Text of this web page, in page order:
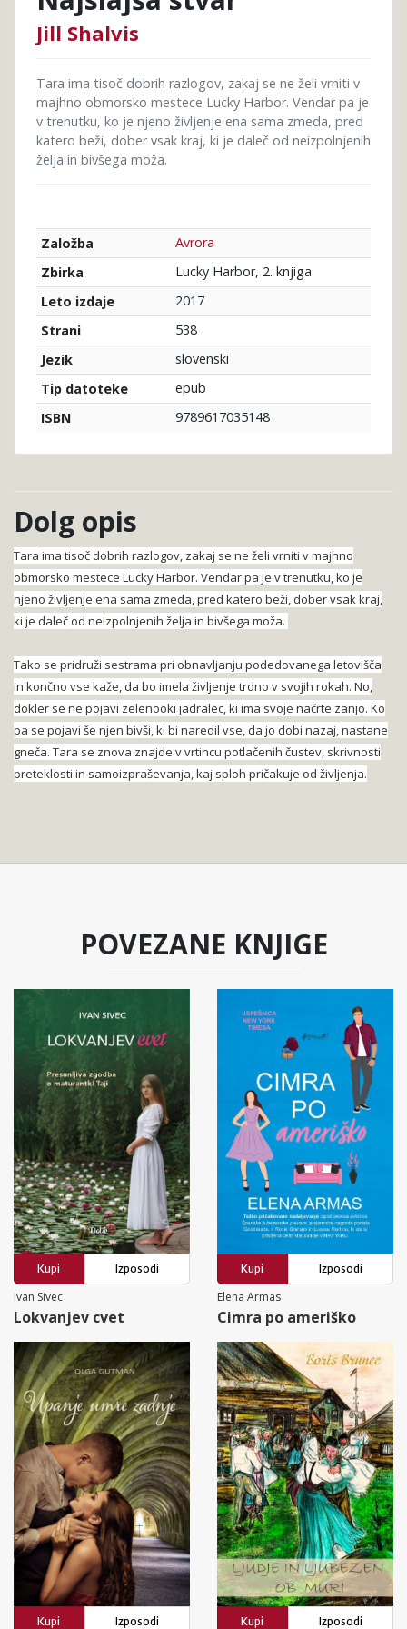
Jill Shalvis
Tara ima tisoč dobrih razlogov, zakaj se ne želi vrniti v
majhno obmorsko mestece Lucky Harbor. Vendar pa je
v trenutku, ko je njeno življenje ena sama zmeda, pred
katero beži, dober vsak kraj, ki je daleč od neizpolnjenih
želja in bivšega moža.
Založba
Avrora
Zbirka
Lucky Harbor, 2. knjiga
Leto izdaje
2017
Strani
538
Jezik
slovenski
Tip datoteke
epub
ISBN
9789617035148
Dolg opis
Tara ima tisoč dobrih razlogov, zakaj se ne želi vrniti v majhno
obmorsko mestece Lucky Harbor. Vendar pa je v trenutku, ko je
njeno življenje ena sama zmeda, pred katero beži, dober vsak kraj,
ki je daleč od neizpolnjenih želja in bivšega moža.
Tako se pridruži sestrama pri obnavljanju podedovanega letovišča
in končno vse kaže, da bo imela življenje trdno v svojih rokah. No,
dokler se ne pojavi zelenooki jadralec, ki ima svoje načrte zanjo. Ko
pa se pojavi še njen bivši, ki bi naredil vse, da jo dobi nazaj, nastane
gneča. Tara se znova znajde v vrtincu potlačenih čustev, skrivnosti
preteklosti in samoizpraševanja, kaj sploh pričakuje od življenja.
POVEZANE KNJIGE
Kupi
Izposodi
Ivan Sivec
Lokvanjev cvet
Kupi
Izposodi
Elena Armas
Cimra po ameriško
Kupi Izposodi Kupi Izposodi